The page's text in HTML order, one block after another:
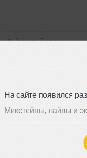
На сайте появился
Микстейпы, лайвы и
Россия, Томск